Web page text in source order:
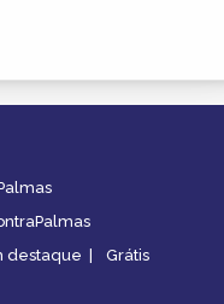
destaque | Grátis